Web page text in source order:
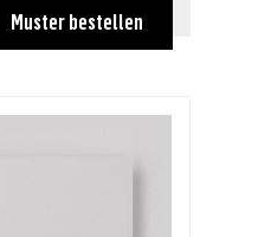
Muster bestellen